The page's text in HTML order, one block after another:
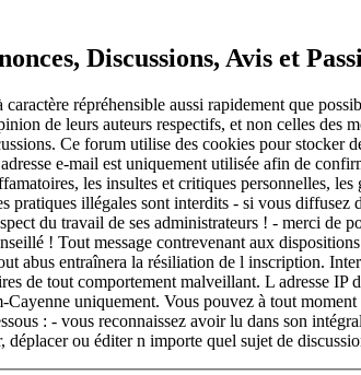
Discussions, Avis et
répréhensible aussi rapidement que
de leurs auteurs respectifs, et non celles des
Ce forum utilise des cookies pour
e-mail est uniquement utilisée afin de
les insultes et critiques personnelles,
pratiques illégales sont interdits - si vous
du travail de ses administrateurs ! - merci de
! Tout message contrevenant aux
abus entraînera la résiliation de l inscription.
de tout comportement malveillant. L adresse IP
uniquement. Vous pouvez à tout
: - vous reconnaissez avoir lu dans son
ou éditer n importe quel sujet de